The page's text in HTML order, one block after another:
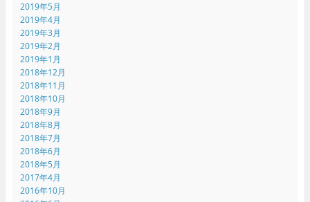
2019年5月
2019年4月
2019年3月
2019年2月
2019年1月
2018年12月
2018年11月
2018年10月
2018年9月
2018年8月
2018年7月
2018年6月
2018年5月
2017年4月
2016年10月